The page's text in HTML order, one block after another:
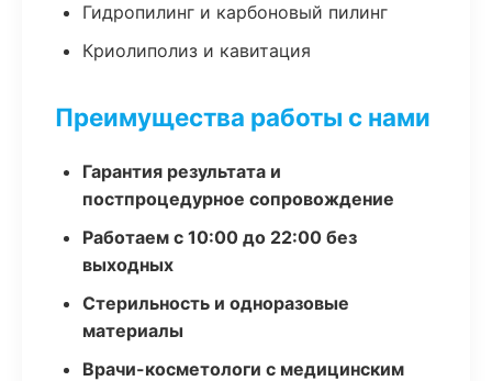
Гидропилинг и карбоновый пилинг
Криолиполиз и кавитация
Преимущества работы с нами
Гарантия результата и
постпроцедурное сопровождение
Работаем с 10:00 до 22:00 без
выходных
Стерильность и одноразовые
материалы
Врачи-косметологи с медицинским